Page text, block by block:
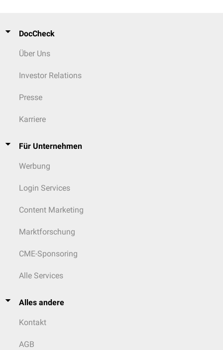
DocCheck
Über Uns
Investor Relations
Presse
Karriere
Für Unternehmen
Werbung
Login Services
Content Marketing
Marktforschung
CME-Sponsoring
Alle Services
Alles andere
Kontakt
AGB